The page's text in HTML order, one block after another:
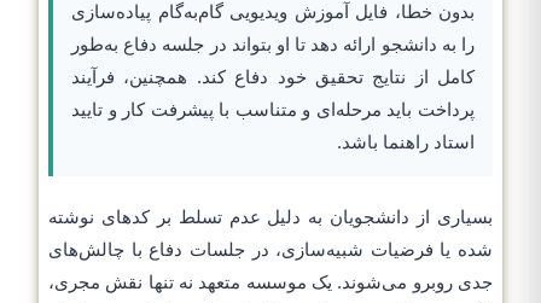
بدون خطا، فایل آموزش ویدیویی گام‌به‌گام پیاده‌سازی
را به دانشجو ارائه دهد تا او بتواند در جلسه دفاع به‌طور
کامل از نتایج تحقیق خود دفاع کند. همچنین، فرآیند
پرداخت باید مرحله‌ای و متناسب با پیشرفت کار و تایید
استاد راهنما باشد.
بسیاری از دانشجویان به دلیل عدم تسلط بر کدهای نوشته
شده یا فرضیات شبیه‌سازی، در جلسات دفاع با چالش‌های
جدی روبرو می‌شوند. یک موسسه متعهد نه تنها نقش مجری،